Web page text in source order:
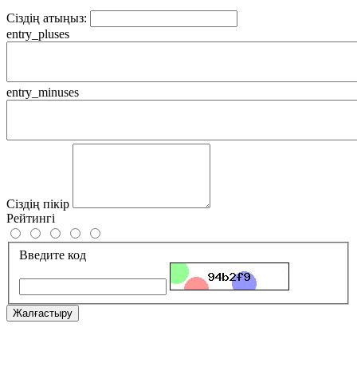
Сіздің атыңыз:
entry_pluses
entry_minuses
Сіздің пікір
Рейтингі
Введите код
Жалғастыру